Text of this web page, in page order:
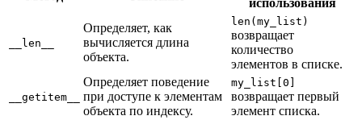
__len__
Определяет, как
вычисляется длина
объекта.
len(my_list)
возвращает
количество
элементов в списке.
__getitem__
Определяет поведение
при доступе к элементам
объекта по индексу.
my_list[0]
возвращает первый
элемент списка.